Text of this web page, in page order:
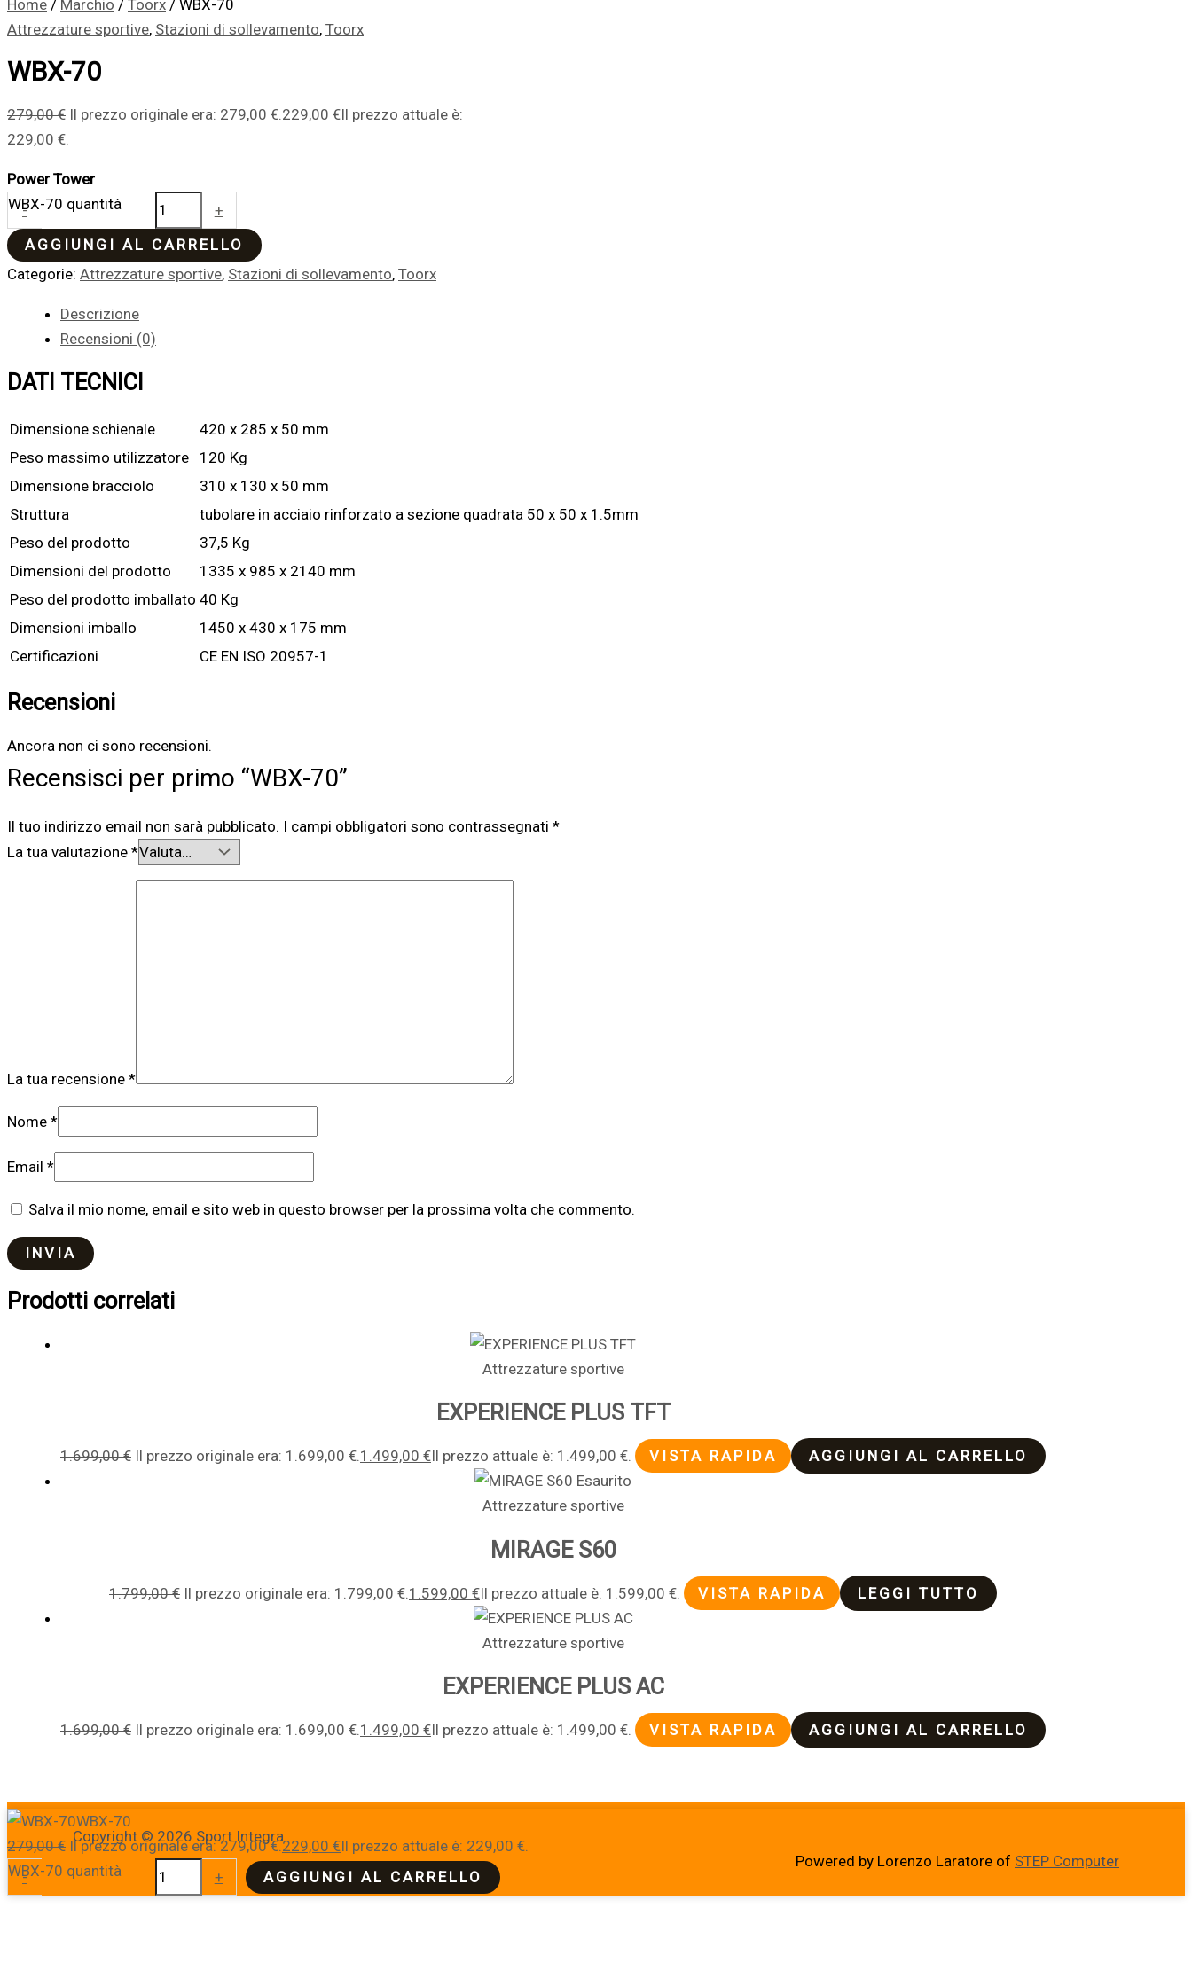
Home / Marchio / Toorx / WBX-70
Attrezzature sportive, Stazioni di sollevamento, Toorx
WBX-70
279,00€ Il prezzo originale era: 279,00 €.229,00 €Il prezzo attuale è:
229,00 €.
Power Tower
-
WBX-70 quantità
+
AGGIUNGI AL CARRELLO
Categorie: Attrezzature sportive, Stazioni di sollevamento, Toorx
Descrizione
Recensioni (0)
DATI TECNICI
Dimensione schienale
420 x 285 x 50 mm
Peso massimo utilizzatore
120 Kg
Dimensione bracciolo
310 x 130 x 50 mm
Struttura
tubolare in acciaio rinforzato a sezione quadrata 50 x 50 x 1.5mm
Peso del prodotto
37,5 Kg
Dimensioni del prodotto
1335 x 985 x 2140 mm
Peso del prodotto imballato 40 Kg
Dimensioni imballo
1450 x 430 x 175 mm
Certificazioni
CE EN ISO 20957-1
Recensioni
Ancora non ci sono recensioni.
Recensisci per primo “WBX-70”
Il tuo indirizzo email non sarà pubblicato. I campi obbligatori sono contrassegnati *
La tua valutazione *
La tua recensione *
Nome *
Email *
Salva il mio nome, email e sito web in questo browser per la prossima volta che commento.
Prodotti correlati
Attrezzature sportive
EXPERIENCE PLUS TFT
1.699,00€ Il prezzo originale era: 1.699,00 €.1.499,00 €Il prezzo attuale è: 1.499,00 €. VISTA RAPIDA AGGIUNGI AL CARRELLO
Esaurito
Attrezzature sportive
MIRAGE S60
1.799,00€ Il prezzo originale era: 1.799,00 €. 1.599,00 €Il prezzo attuale è: 1.599,00 €. VISTA RAPIDA LEGGI TUTTO
Attrezzature sportive
EXPERIENCE PLUS AC
1.699,00€ Il prezzo originale era: 1.699,00 €.1.499,00 €Il prezzo attuale è: 1.499,00 €. VISTA RAPIDA AGGIUNGI AL CARRELLO
Copyright © 2026 Sport Integra
Powered by Lorenzo Laratore of STEP Computer
WBX-70
279,00€ Il prezzo originale era: 279,00 €.229,00 €Il prezzo attuale è: 229,00 €.
-
WBX-70 quantità + AGGIUNGI AL CARRELLO